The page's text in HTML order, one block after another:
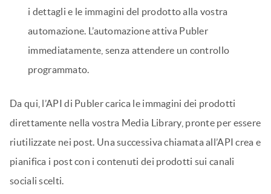
i dettagli e le immagini del prodotto alla vostra
automazione. L’automazione attiva Publer
immediatamente, senza attendere un controllo
programmato.
Da qui, l’API di Publer carica le immagini dei prodotti
direttamente nella vostra Media Library, pronte per essere
riutilizzate nei post. Una successiva chiamata all’API crea e
pianifica i post con i contenuti dei prodotti sui canali
sociali scelti.